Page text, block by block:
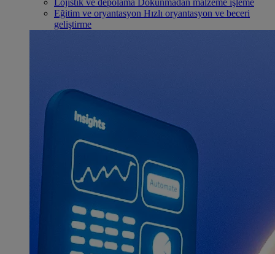
Lojistik ve depolama Dokunmadan malzeme işleme
Eğitim ve oryantasyon Hızlı oryantasyon ve beceri
geliştirme